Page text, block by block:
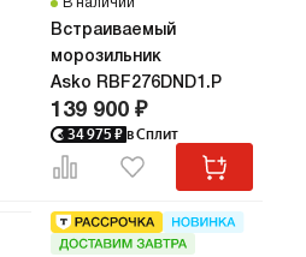
В наличии
Встраиваемый
морозильник
Asko RBF276DND1.P
139 900 ₽
34 975 ₽ в Сплит